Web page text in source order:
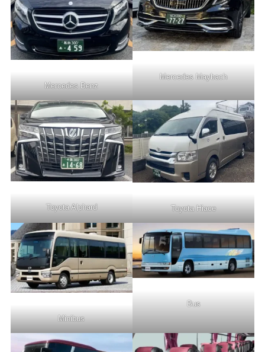
Mercedes Benz
Mercedes Maybach
Toyota Alphard Toyota Hiace
Minibus
Bus